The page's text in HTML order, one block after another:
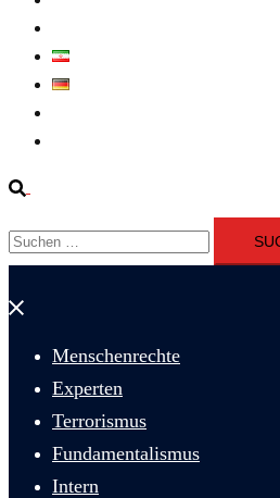
Suche
Suchen
nach:
Menü
Menschenrechte
Experten
Terrorismus
Fundamentalismus
Intern